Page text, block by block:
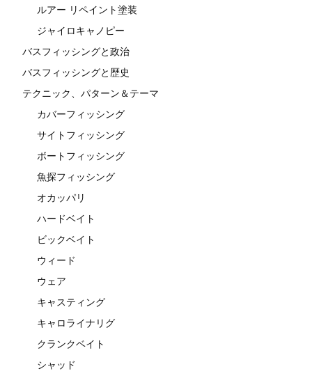
ルアー リペイント塗装
ジャイロキャノピー
バスフィッシングと政治
バスフィッシングと歴史
テクニック、パターン＆テーマ
カバーフィッシング
サイトフィッシング
ボートフィッシング
魚探フィッシング
オカッパリ
ハードベイト
ビックベイト
ウィード
ウェア
キャスティング
キャロライナリグ
クランクベイト
シャッド